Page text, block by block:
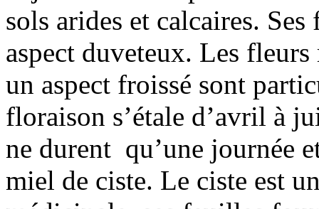
sols arides et calcaires.
aspect duveteux. Les fleurs
un aspect froissé sont
floraison s’étale d’avril à
ne durent qu’une journée
miel de ciste. Le ciste est